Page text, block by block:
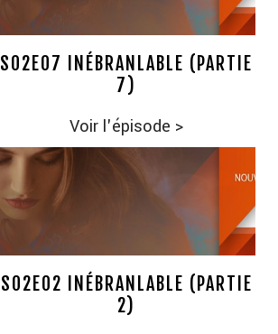
S02E07 INÉBRANLABLE (PARTIE
7)
Voir l'épisode >
S02E02 INÉBRANLABLE (PARTIE
2)